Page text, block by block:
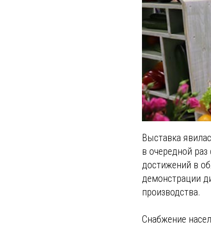
Выставка
в очередной
достижений в
демонстрации
производства.
Снабжение